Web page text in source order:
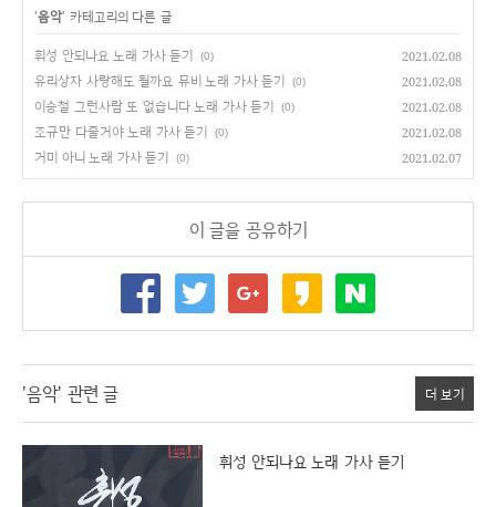
'음악' 카테고리의 다른 글
휘성 안되나요 노래 가사 듣기 (0) 2021.02.08
유리상자 사랑해도 될까요 뮤비 노래 가사 듣기 (0) 2021.02.08
이승철 그런사람 또 없습니다 노래 가사 듣기 (0) 2021.02.08
조규만 다줄거야 노래 가사 듣기 (0) 2021.02.08
거미 아니 노래 가사 듣기 (0) 2021.02.07
이 글을 공유하기
'음악' 관련 글 더 보기
휘성 안되나요 노래 가사 듣기